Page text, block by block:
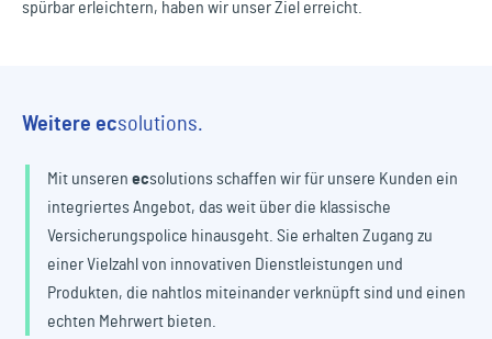
spürbar erleichtern, haben wir unser Ziel erreicht.
Weitere ecsolutions.
Mit unseren ecsolutionsschaffen wir für unsere Kunden ein
integriertes Angebot, das weit über die klassische
Versicherungspolice hinausgeht. Sie erhalten Zugang zu
einer Vielzahl von innovativen Dienstleistungen und
Produkten, die nahtlos miteinander verknüpft sind und einen
echten Mehrwert bieten.